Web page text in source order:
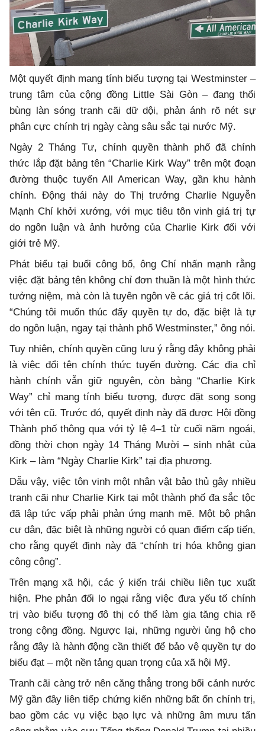
Một quyết định mang tính biểu tượng tại Westminster–
trung tâm của cộng đồng Little Sài Gòn – đang thổi
bùng làn sóng tranh cãi dữ dội, phản ánh rõ nét sự
phân cực chính trị ngày càng sâu sắc tại nước Mỹ.
Ngày 2 Tháng Tư, chính quyền thành phố đã chính
thức lắp đặt bảng tên “Charlie Kirk Way” trên một đoạn
đường thuộc tuyếnAll American Way, gần khu hành
chính. Động thái này do Thị trưởng Charlie Nguyễn
Mạnh Chíkhởi xướng, với mục tiêu tôn vinh giá trị tự
do ngôn luận và ảnh hưởng của Charlie Kirk đối với
giới trẻ Mỹ.
Phát biểu tại buổi công bố, ông Chí nhấn mạnh rằng
việc đặt bảng tên không chỉ đơn thuần là một hình thức
tưởng niệm, mà còn là tuyên ngôn về các giá trị cốt lõi.
“Chúng tôi muốn thúc đẩy quyền tự do, đặc biệt là tự
do ngôn luận, ngay tại thành phố Westminster,” ông nói.
Tuy nhiên, chính quyền cũng lưu ý rằng đây không phải
là việc đổi tên chính thức tuyến đường. Các địa chỉ
hành chính vẫn giữ nguyên, còn bảng “Charlie Kirk
Way” chỉ mang tính biểu tượng, được đặt song song
với tên cũ. Trước đó, quyết định này đã được Hội đồng
Thành phố thông qua với tỷ lệ 4–1 từ cuối năm ngoái,
đồng thời chọn ngày 14 Tháng Mười – sinh nhật của
Kirk – làm “Ngày Charlie Kirk” tại địa phương.
Dẫu vậy, việc tôn vinh một nhân vật bảo thủ gây nhiều
tranh cãi như Charlie Kirk tại một thành phố đa sắc tộc
đã lập tức vấp phải phản ứng mạnh mẽ. Một bộ phận
cư dân, đặc biệt là những người có quan điểm cấp tiến,
cho rằng quyết định này đã “chính trị hóa không gian
công cộng”.
Trên mạng xã hội, các ý kiến trái chiều liên tục xuất
hiện. Phe phản đối lo ngại rằng việc đưa yếu tố chính
trị vào biểu tượng đô thị có thể làm gia tăng chia rẽ
trong cộng đồng. Ngược lại, những người ủng hộ cho
rằng đây là hành động cần thiết để bảo vệ quyền tự do
biểu đạt – một nền tảng quan trọng của xã hội Mỹ.
Tranh cãi càng trở nên căng thẳng trong bối cảnh nước
Mỹ gần đây liên tiếp chứng kiến những bất ổn chính trị,
bao gồm các vụ việc bạo lực và những âm mưu tấn